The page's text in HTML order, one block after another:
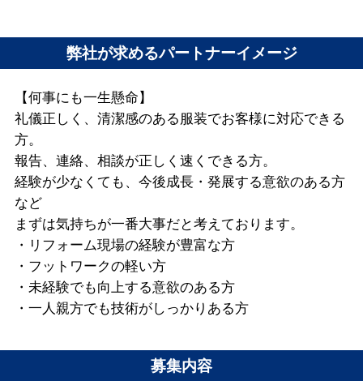
弊社が求めるパートナーイメージ
【何事にも一生懸命】
礼儀正しく、清潔感のある服装でお客様に対応できる
方。
報告、連絡、相談が正しく速くできる方。
経験が少なくても、今後成長・発展する意欲のある方
など
まずは気持ちが一番大事だと考えております。
・リフォーム現場の経験が豊富な方
・フットワークの軽い方
・未経験でも向上する意欲のある方
・一人親方でも技術がしっかりある方
募集内容